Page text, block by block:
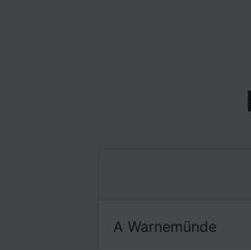
A Warnemünde